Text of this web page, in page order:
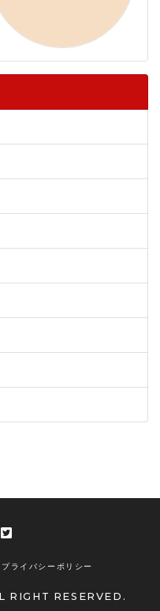
プライバシーポリシー
RESERVED.